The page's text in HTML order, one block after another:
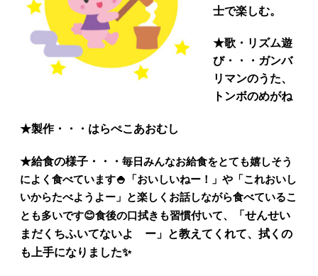
士で楽しむ。
★歌・リズム遊
び・・・ガンバ
リマンのうた、
トンボのめがね
★製作・・・はらぺこあおむし
★給食の様子・・・ 毎日みんなお給食をとても嬉しそう
によく食べています🍚
「おいしいねー！」や「これおいし
いからたべようよー」と楽しく お話しながら食べているこ
とも多いです😊食後の口拭きも習慣付いて、
「せんせい
まだくちふいてないよ ー」と教えてくれて、拭くの
も上手になりました✨